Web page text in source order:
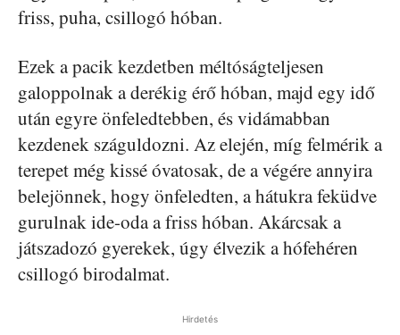
friss, puha, csillogó hóban.
Ezek a pacik kezdetben méltóságteljesen
galoppolnak a derékig érő hóban, majd egy idő
után egyre önfeledtebben, és vidámabban
kezdenek száguldozni. Az elején, míg felmérik a
terepet még kissé óvatosak, de a végére annyira
belejönnek, hogy önfeledten, a hátukra feküdve
gurulnak ide-oda a friss hóban. Akárcsak a
játszadozó gyerekek, úgy élvezik a hófehéren
csillogó birodalmat.
Hirdetés